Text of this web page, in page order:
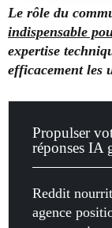
Le rôle du
indispensable
expertise
efficacement les
Propulser
réponses IA
Reddit
agence